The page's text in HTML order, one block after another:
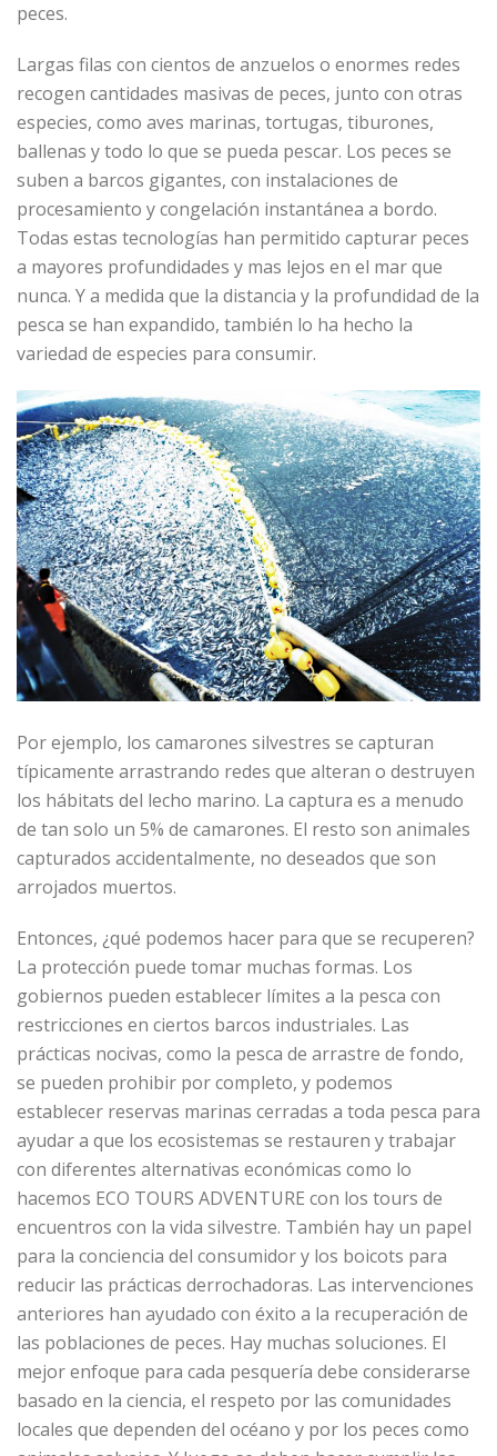
peces.
Largas filas con cientos de anzuelos o enormes redes
recogen cantidades masivas de peces, junto con otras
especies, como aves marinas, tortugas, tiburones,
ballenas y todo lo que se pueda pescar. Los peces se
suben a barcos gigantes, con instalaciones de
procesamiento y congelación instantánea a bordo.
Todas estas tecnologías han permitido capturar peces
a mayores profundidades y mas lejos en el mar que
nunca. Y a medida que la distancia y la profundidad de la
pesca se han expandido, también lo ha hecho la
variedad de especies para consumir.
Por ejemplo, los camarones silvestres se capturan
típicamente arrastrando redes que alteran o destruyen
los hábitats del lecho marino. La captura es a menudo
de tan solo un 5% de camarones. El resto son animales
capturados accidentalmente, no deseados que son
arrojados muertos.
Entonces, ¿qué podemos hacer para que se recuperen?
La protección puede tomar muchas formas. Los
gobiernos pueden establecer límites a la pesca con
restricciones en ciertos barcos industriales. Las
prácticas nocivas, como la pesca de arrastre de fondo,
se pueden prohibir por completo, y podemos
establecer reservas marinas cerradas a toda pesca para
ayudar a que los ecosistemas se restauren y trabajar
con diferentes alternativas económicas como lo
hacemos ECO TOURS ADVENTURE con los tours de
encuentros con la vida silvestre. También hay un papel
para la conciencia del consumidor y los boicots para
reducir las prácticas derrochadoras. Las intervenciones
anteriores han ayudado con éxito a la recuperación de
las poblaciones de peces. Hay muchas soluciones. El
mejor enfoque para cada pesquería debe considerarse
basado en la ciencia, el respeto por las comunidades
locales que dependen del océano y por los peces como